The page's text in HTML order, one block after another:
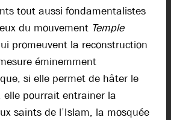
tout aussi fondamentalistes
du mouvement Temple
promeuvent la reconstruction
éminemment
si elle permet de hâter le
elle pourrait entrainer la
saints de l’Islam, la mosquée